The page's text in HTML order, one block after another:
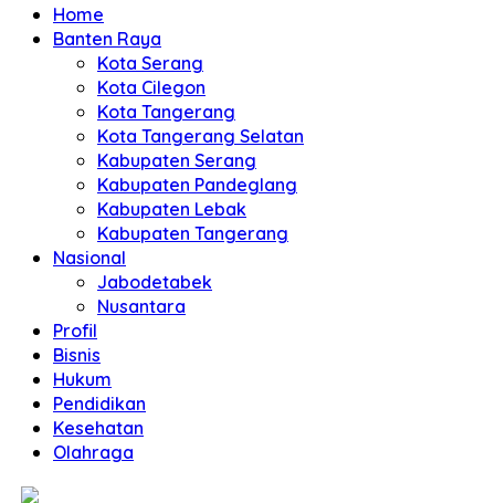
Home
Banten Raya
Kota Serang
Kota Cilegon
Kota Tangerang
Kota Tangerang Selatan
Kabupaten Serang
Kabupaten Pandeglang
Kabupaten Lebak
Kabupaten Tangerang
Nasional
Jabodetabek
Nusantara
Profil
Bisnis
Hukum
Pendidikan
Kesehatan
Olahraga